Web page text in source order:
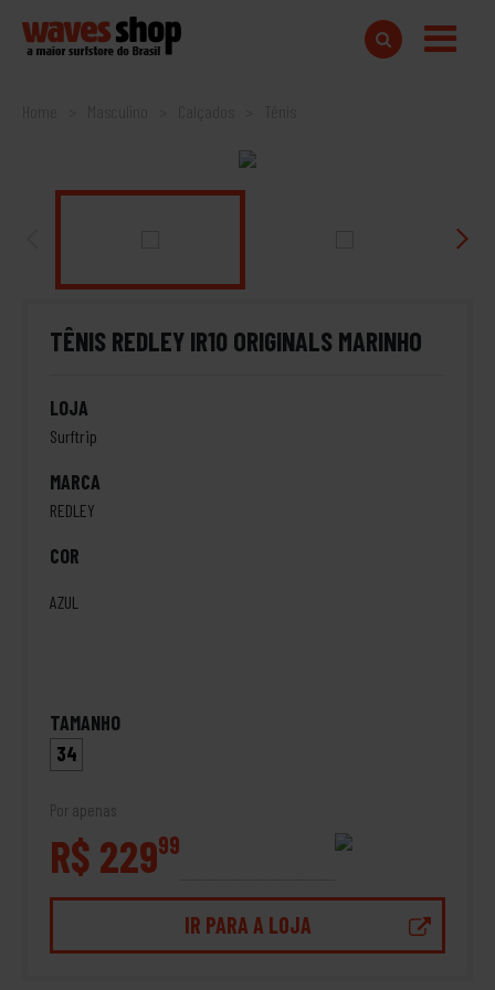
Home
TÊNIS REDLEY IR10 ORIGINALS MARINHO
LOJA
Surftrip
MARCA
REDLEY
COR
AZUL
TAMANHO
34
Por apenas
R$ 22999
IR PARA A LOJA